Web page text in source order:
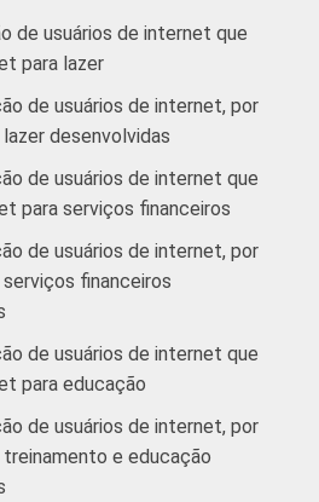
até 5 SM
até 10 SM
95 5
Mais de 10
SM
98 2
2
C
21
de usuários de internet que
para lazer
de usuários de internet, por
desenvolvidas
de usuários de internet que
para serviços financeiros
de usuários de internet, por
financeiros
de usuários de internet que
para educação
de usuários de internet, por
e educação